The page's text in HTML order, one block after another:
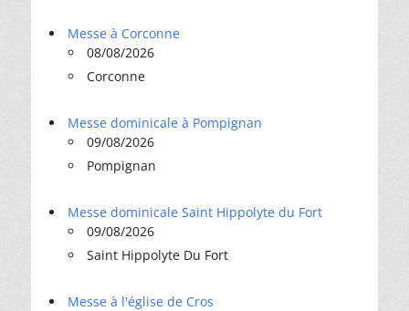
Messe à Corconne
08/08/2026
Corconne
Messe dominicale à Pompignan
09/08/2026
Pompignan
Messe dominicale Saint Hippolyte du Fort
09/08/2026
Saint Hippolyte Du Fort
Messe à l'église de Cros